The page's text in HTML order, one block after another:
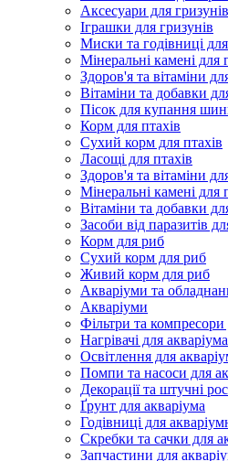
Аксесуари для гризунів
Іграшки для гризунів
Миски та годівниці
Мінеральні камені для
Здоров'я та вітаміни
Вітаміни та добавки
Пісок для купання
Корм для птахів
Сухий корм для птахів
Ласощі для птахів
Здоров'я та вітаміни
Мінеральні камені для
Вітаміни та добавки
Засоби від паразитів
Корм для риб
Сухий корм для риб
Живий корм для риб
Акваріуми та
Акваріуми
Фільтри та компресори
Нагрівачі для акваріума
Освітлення для
Помпи та насоси для
Декорації та штучні
Ґрунт для акваріума
Годівниці для
Скребки та сачки для
Запчастини для